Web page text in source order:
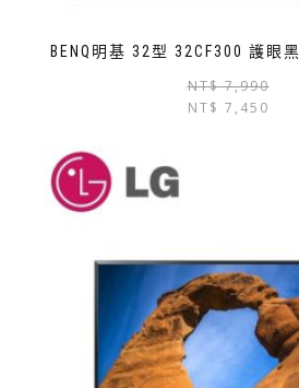
BENQ明基 32型 32CF300 護眼
NT$7,990
NT$ 7,450